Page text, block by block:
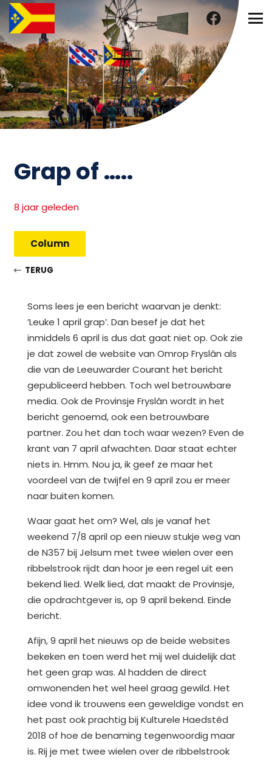
Grap of …..
8 jaar geleden
Column
TERUG
Soms lees je een bericht waarvan je denkt:
’Leuke 1 april grap’. Dan besef je dat het
inmiddels 6 april is dus dat gaat niet op. Ook zie
je dat zowel de website van Omrop Fryslân als
die van de Leeuwarder Courant het bericht
gepubliceerd hebben. Toch wel betrouwbare
media. Ook de Provinsje Fryslân wordt in het
bericht genoemd, ook een betrouwbare
partner. Zou het dan toch waar wezen? Even de
krant van 7 april afwachten. Daar staat echter
niets in. Hmm. Nou ja, ik geef ze maar het
voordeel van de twijfel en 9 april zou er meer
naar buiten komen.
Waar gaat het om? Wel, als je vanaf het
weekend 7/8 april op een nieuw stukje weg van
de N357 bij Jelsum met twee wielen over een
ribbelstrook rijdt dan hoor je een regel uit een
bekend lied. Welk lied, dat maakt de Provinsje,
die opdrachtgever is, op 9 april bekend. Einde
bericht.
Afijn, 9 april het nieuws op de beide websites
bekeken en toen werd het mij wel duidelijk dat
het geen grap was. Al hadden de direct
omwonenden het wel heel graag gewild. Het
idee vond ik trouwens een geweldige vondst en
het past ook prachtig bij Kulturele Haedstêd
2018 of hoe de benaming tegenwoordig maar
is. Rij je met twee wielen over de ribbelstrook